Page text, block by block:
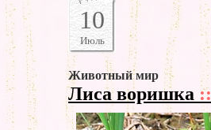
10
Июль
Животный мир
Лиса воришка ::